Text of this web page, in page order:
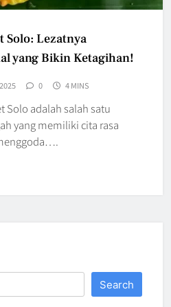
Solo: Lezatnya
yang Bikin Ketagihan!
0 4 MINS
Solo adalah salah satu
yang memiliki cita rasa
Search